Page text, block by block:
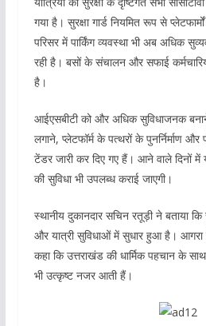
गया है। सुरक्षा गार्ड नियमित रूप से
परिसर में पार्किंग व्यवस्था भी अब अधिक
रही है। बसों के संचालन और सफाई
है।
आईएसबीटी को और अधिक सुविधाजनक
लगाने, प्लेटफॉर्म के पत्थरों के पुनर्निर्माण और
टेंडर जारी कर दिए गए हैं। आने वाले दिनों में
की सुविधा भी उपलब्ध कराई जाएगी।
स्थानीय दुकानदार सचिन रतूड़ी ने बताया
और यात्री सुविधाओं में सुधार हुआ है। आगरा
कहा कि उत्तराखंड की धार्मिक पहचान के
भी उत्कृष्ट नजर आती हैं।